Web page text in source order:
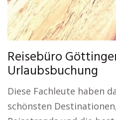
Reisebüro
Urlaubsbuchung
Diese Fachleute haben
schönsten